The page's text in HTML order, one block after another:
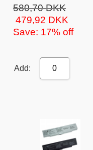
580,70 DKK
479,92 DKK
Save: 17% off
Add: 0